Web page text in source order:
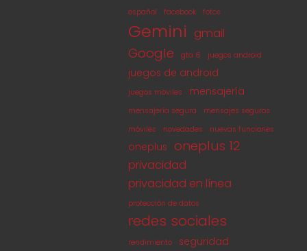
español facebook fotos
Gemini gmail
Google gta 6 juegos android
juegos de android
juegos móviles mensajería
mensajería segura
mensajes seguros
móviles
novedades nuevas funciones
oneplus oneplus 12
privacidad
privacidad en línea
protección de datos
redes sociales
rendimiento seguridad